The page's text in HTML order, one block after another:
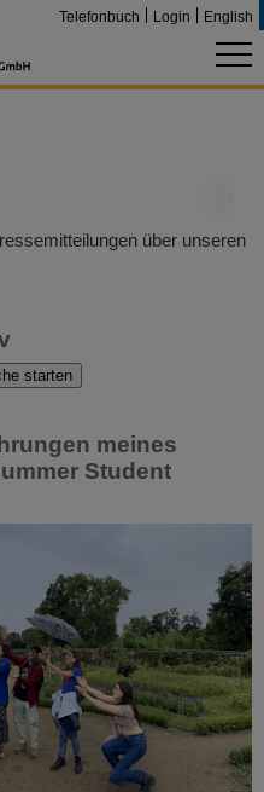
Telefonbuch Login English
über unseren
meines
Student